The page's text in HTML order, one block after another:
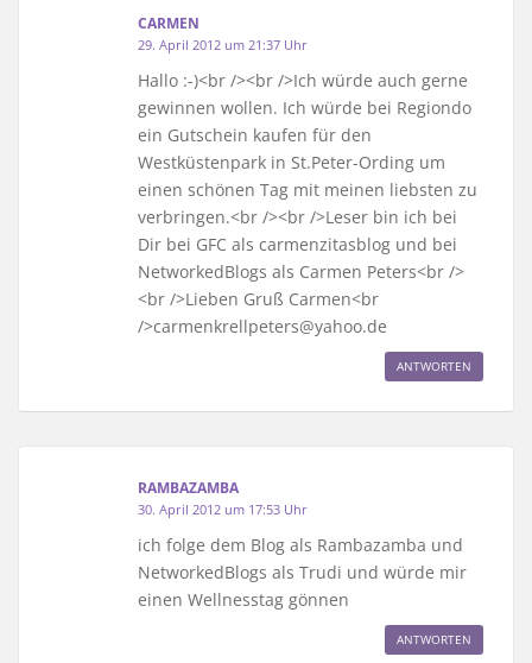
CARMEN
29. April 2012 um 21:37 Uhr
Hallo :-)<br /><br />Ich würde auch gerne
gewinnen wollen. Ich würde bei Regiondo
ein Gutschein kaufen für den
Westküstenpark in St.Peter-Ording um
einen schönen Tag mit meinen liebsten zu
verbringen.<br /><br />Leser bin ich bei
Dir bei GFC als carmenzitasblog und bei
NetworkedBlogs als Carmen Peters<br />
<br />Lieben Gruß Carmen<br
/>carmenkrellpeters@yahoo.de
ANTWORTEN
RAMBAZAMBA
30. April 2012 um 17:53 Uhr
ich folge dem Blog als Rambazamba und
NetworkedBlogs als Trudi und würde mir
einen Wellnesstag gönnen
ANTWORTEN